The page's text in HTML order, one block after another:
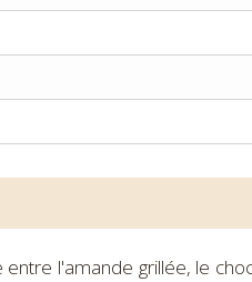
l'amande grillée, le